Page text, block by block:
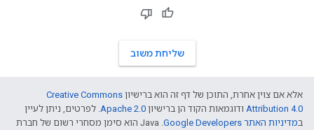
שליחת משוב
אלא אם צוין אחרת, התוכן של דף זה הוא ברישיון Creative Commons
Attribution 4.0 ודוגמאות הקוד הן ברישיון Apache 2.0 . לפרטים, ניתן לעיין
במדיניות האתר Google Developers‏
.‏ Java הוא סימן מסחרי רשום של חברת